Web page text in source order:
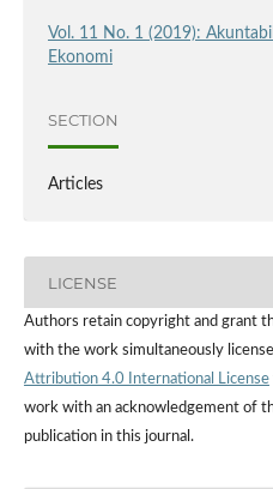
Vol. 11 No. 1 (2019):
Ekonomi
SECTION
Articles
LICENSE
Authors retain copyright and grant
with the work simultaneously
Attribution 4.0 International License
work with an acknowledgement of
publication in this journal.